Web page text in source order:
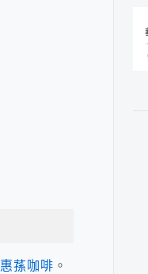
惠蓀咖啡 。